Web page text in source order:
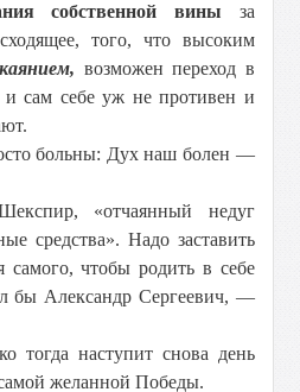
собственной вины за
того, что высоким
возможен переход в
и сам себе уж не противен и
больны: Дух наш болен —
«отчаянный недуг
средства». Надо заставить
самого, чтобы родить в себе
бы Александр Сергеевич, —
тогда наступит снова день
желанной Победы.